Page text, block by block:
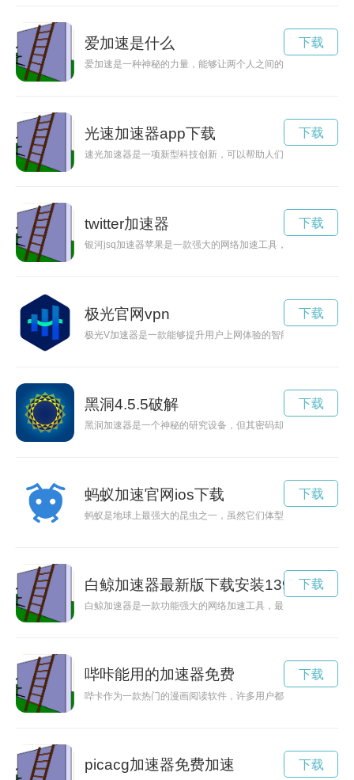
爱加速是什么
爱加速是一种神秘的力量，能够让两个人之间的感情迅速升温
下载
光速加速器app下载
速光加速器是一项新型科技创新，可以帮助人们在生活中更加
下载
twitter加速器
银河jsq加速器苹果是一款强大的网络加速工具，能够让您畅行
下载
极光官网vpn
极光V加速器是一款能够提升用户上网体验的智能加速器，通
下载
黑洞4.5.5破解
黑洞加速器是一个神秘的研究设备，但其密码却备受瞩目。本
下载
蚂蚁加速官网ios下载
蚂蚁是地球上最强大的昆虫之一，虽然它们体型微小，但却拥
下载
白鲸加速器最新版下载安装139邮箱
白鲸加速器是一款功能强大的网络加速工具，最新版下载更加
下载
哔咔能用的加速器免费
哔卡作为一款热门的漫画阅读软件，许多用户都希望能够提速
下载
picacg加速器免费加速 下载